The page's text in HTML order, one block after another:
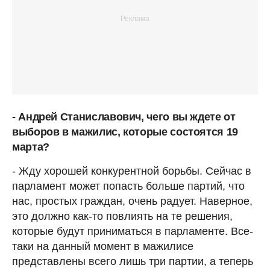
- Андрей Станиславович, чего вы ждете от
выборов в мажилис, которые состоятся 19
марта?
- Жду хорошей конкурентной борьбы. Сейчас в
парламент может попасть больше партий, что
нас, простых граждан, очень радует. Наверное,
это должно как-то повлиять на те решения,
которые будут приниматься в парламенте. Все-
таки на данный момент в мажилисе
представлены всего лишь три партии, а теперь